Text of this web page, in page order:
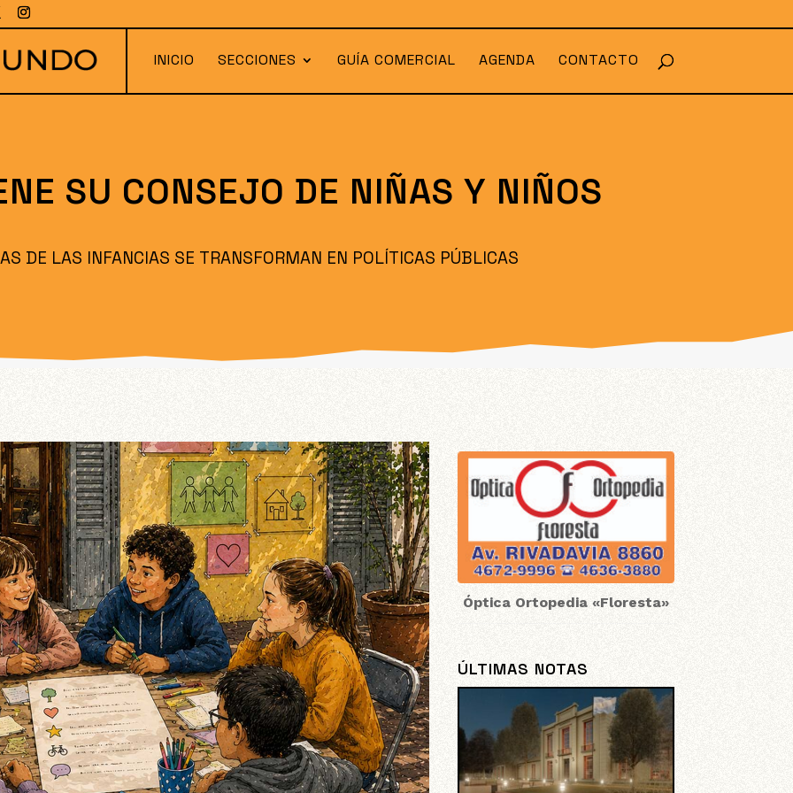
INICIO SECCIONES GUÍA COMERCIAL AGENDA CONTACTO
SU CONSEJO DE NIÑAS Y NIÑOS
DE LAS INFANCIAS SE TRANSFORMAN EN POLÍTICAS PÚBLICAS
Óptica Ortopedia «Floresta»
ÚLTIMAS NOTAS